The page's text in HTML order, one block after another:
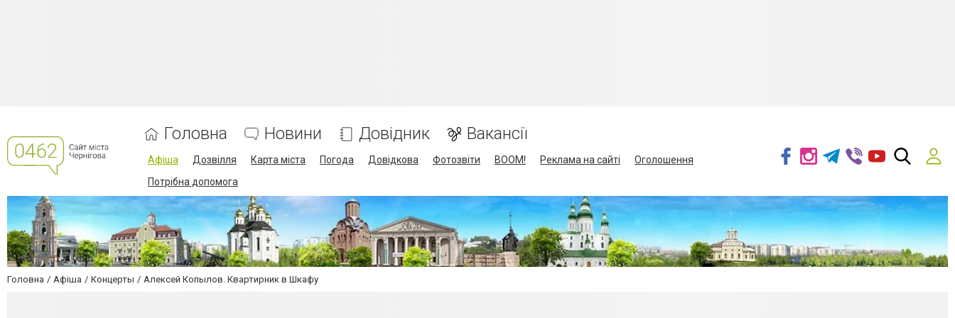
Головна Новини Довідник Вакансії
Афіша Дозвілля Карта міста Погода Довідкова Фотозвіти BOOM! Реклама на сайті
Оголошення
Потрібна допомога
Головна Афіша Концерты Алексей Копылов. Квартирник в Шкафу